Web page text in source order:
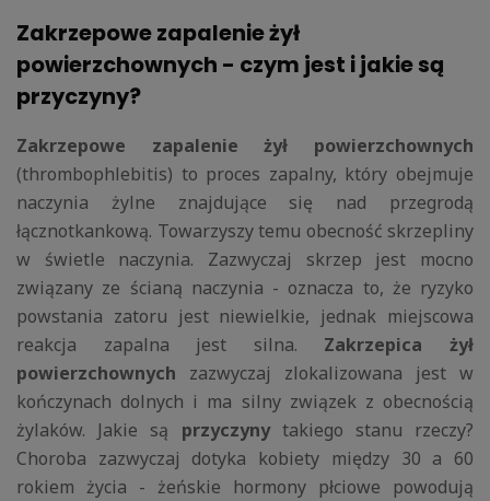
Zakrzepowe zapalenie żył
powierzchownych - czym jest i jakie są
przyczyny?
Zakrzepowe zapalenie żył powierzchownych
(thrombophlebitis) to proces zapalny, który obejmuje
naczynia żylne znajdujące się nad przegrodą
łącznotkankową. Towarzyszy temu obecność skrzepliny
w świetle naczynia. Zazwyczaj skrzep jest mocno
związany ze ścianą naczynia - oznacza to, że ryzyko
powstania zatoru jest niewielkie, jednak miejscowa
reakcja zapalna jest silna. Zakrzepica żył
powierzchownych zazwyczaj zlokalizowana jest w
kończynach dolnych i ma silny związek z obecnością
żylaków. Jakie są przyczynytakiego stanu rzeczy?
Choroba zazwyczaj dotyka kobiety między 30 a 60
rokiem życia - żeńskie hormony płciowe powodują